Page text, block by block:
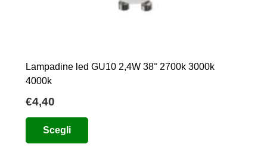
Lampadine led GU10 2,4W 38° 2700k 3000k
4000k
€4,40
Scegli